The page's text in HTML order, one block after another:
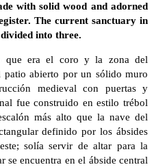
with solid wood and adorned
The current sanctuary in
into three.
que era el coro y la zona del
patio abierto por un sólido muro
medieval con puertas y
fue construido en estilo trébol
más alto que la nave del
definido por los ábsides
solía servir de altar para la
se encuentra en el ábside central